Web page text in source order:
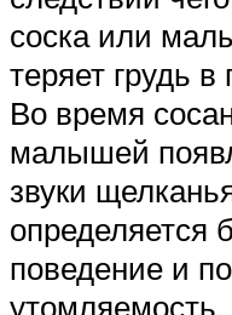
соска или
теряет грудь
Во время
малышей
звуки
определяется
поведение и